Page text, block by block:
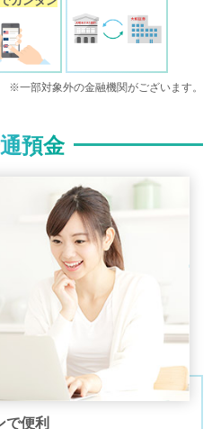
※一部対象外の金融機関がございます。
預金
で便利